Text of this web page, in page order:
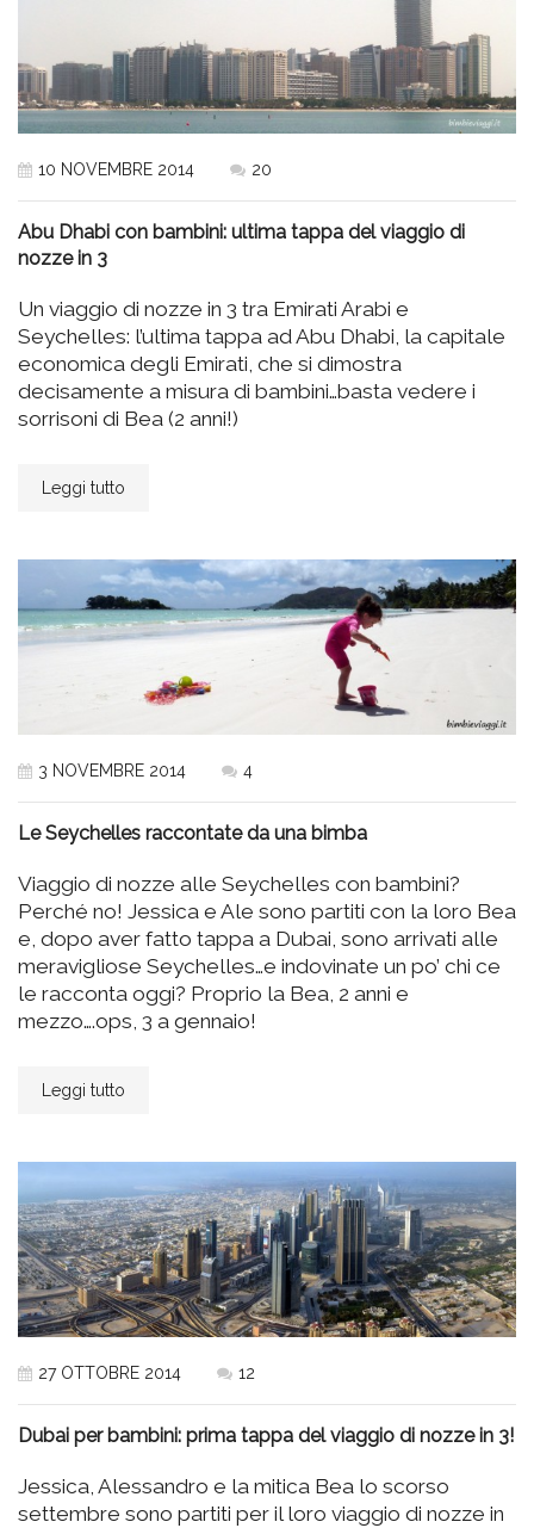
10 NOVEMBRE 2014 20
Abu Dhabi con bambini: ultima tappa del viaggio di
nozze in 3
Un viaggio di nozze in 3 tra Emirati Arabi e
Seychelles: l’ultima tappa ad Abu Dhabi, la capitale
economica degli Emirati, che si dimostra
decisamente a misura di bambini…basta vedere i
sorrisoni di Bea (2 anni!)
Leggi tutto
3 NOVEMBRE 2014 4
Le Seychelles raccontate da una bimba
Viaggio di nozze alle Seychelles con bambini?
Perché no! Jessica e Ale sono partiti con la loro Bea
e, dopo aver fatto tappa a Dubai, sono arrivati alle
meravigliose Seychelles…e indovinate un po’ chi ce
le racconta oggi? Proprio la Bea, 2 anni e
mezzo….ops, 3 a gennaio!
Leggi tutto
27 OTTOBRE 2014 12
Dubai per bambini: prima tappa del viaggio di nozze in 3!
Jessica, Alessandro e la mitica Bea lo scorso
settembre sono partiti per il loro viaggio di nozze in